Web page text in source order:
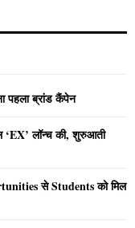
पहला ब्रांड कैंपेन
‘EX’ लॉन्च की, शुरुआती
से Students को मिल